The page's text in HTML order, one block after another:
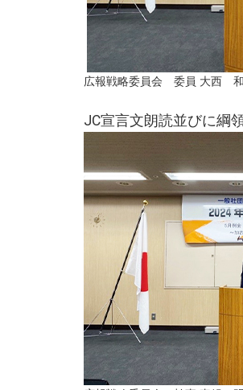
広報戦略委員会 委員 大西
JC宣言文朗読並びに綱